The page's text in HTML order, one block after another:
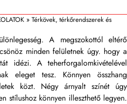
» Térkövek, térkőrendszerek és
A megszokottól eltérő
minden felületnek úgy. hogy a
idézi. A teherforgalomkivételével
eleget tesz. Könnyen összhang
közt. Négy árnyalt színét úgy
stílushoz könnyen illeszthető legyen.